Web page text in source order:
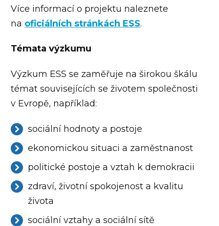
Více informací o projektu naleznete
na oficiálních stránkách ESS.
Témata výzkumu
Výzkum ESS se zaměřuje na širokou škálu
témat souvisejících se životem společnosti
v Evropě, například:
sociální hodnoty a postoje
ekonomickou situaci a zaměstnanost
politické postoje a vztah k demokracii
zdraví, životní spokojenost a kvalitu
života
sociální vztahy a sociální sítě